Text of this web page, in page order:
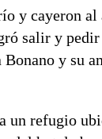
y cayeron al
salir y pedir
y su
un refugio